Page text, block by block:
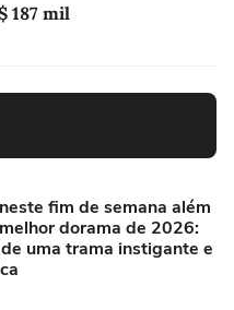
187 mil
fim de semana além
dorama de 2026:
uma trama instigante e